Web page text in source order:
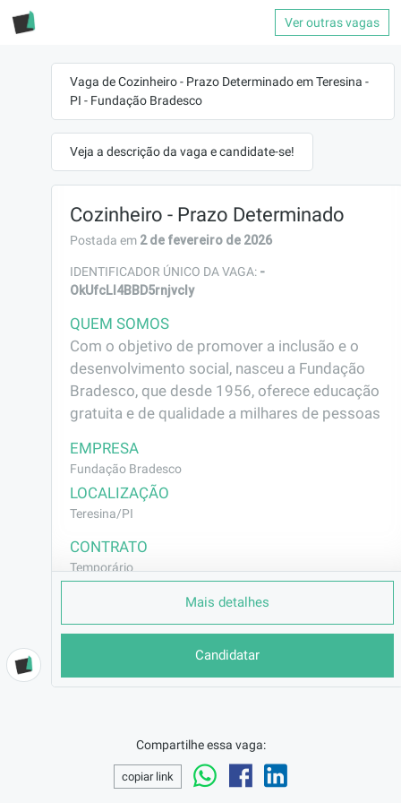
Ver outras vagas
Vaga de Cozinheiro - Prazo Determinado em Teresina -
PI - Fundação Bradesco
Veja a descrição da vaga e candidate-se!
Cozinheiro - Prazo Determinado
Postada em 2 de fevereiro de 2026
IDENTIFICADOR ÚNICO DA VAGA: -
OkUfcLl4BBD5rnjvcly
QUEM SOMOS
Com o objetivo de promover a inclusão e o
desenvolvimento social, nasceu a Fundação
Bradesco, que desde 1956, oferece educação
gratuita e de qualidade a milhares de pessoas
EMPRESA
Fundação Bradesco
LOCALIZAÇÃO
Teresina/PI
CONTRATO
Temporário
VAGA AFIRMATIVA
RAMO DE ATUAÇÃO
DESCRIÇÃO
Candidatar
Mais detalhes
Compartilhe essa vaga:
copiar link